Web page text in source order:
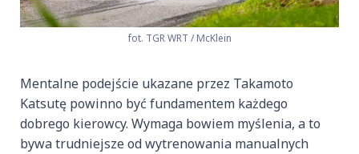
fot. TGR WRT / McKlein
Mentalne podejście ukazane przez Takamoto
Katsutę powinno być fundamentem każdego
dobrego kierowcy. Wymaga bowiem myślenia, a to
bywa trudniejsze od wytrenowania manualnych